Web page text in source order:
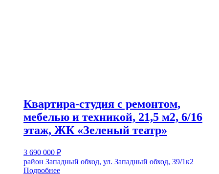
Квартира-студия с ремонтом,
мебелью и техникой, 21,5 м2, 6/16
этаж, ЖК «Зеленый театр»
3 690 000 ₽
район Западный обход, ул. Западный обход, 39/1к2
Подробнее